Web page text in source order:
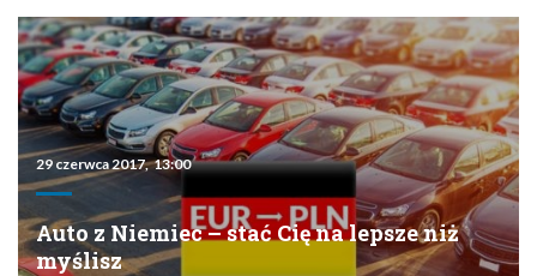
29 czerwca 2017, 13:00
Auto z Niemiec – stać Cię na lepsze niż
myślisz